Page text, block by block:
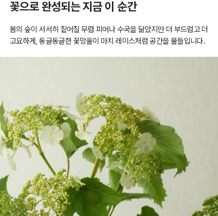
꽃으로 완성되는 지금 이 순간
봄의 숲이 서서히 짙어질 무렵 피어나 수국을 닮았지만 더 부드럽고 더
고요하게, 동글동글한 꽃망울이 마치 레이스처럼 공간을 물들입니다.